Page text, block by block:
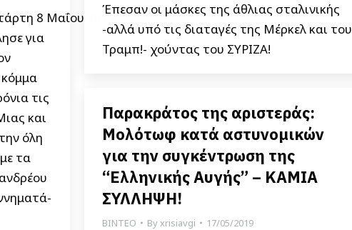
8 Μαΐου 2019
για
τις
και
όλη
τα
Έπεσαν οι μάσκες της άθλιας σταλινικής
-αλλά υπό τις διαταγές της Μέρκελ και του
Τραμπ!- χούντας του ΣΥΡΙΖΑ!
Παρακράτος της αριστεράς:
Μολότωφ κατά αστυνομικών
για την συγκέντρωση της
“Ελληνικής Αυγής” – ΚΑΜΙΑ
ΣΥΛΛΗΨΗ!
ΒΙΝΤΕΟ Byxrisiavgi 17/05/2019